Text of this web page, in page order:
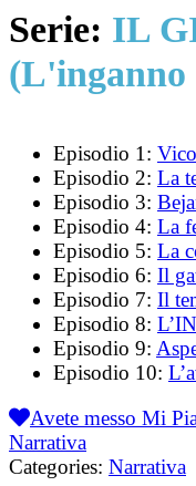
Serie: IL
(L'inganno
Episodio 1:
Episodio 2: La
Episodio 3:
Episodio 4: La
Episodio 5: La
Episodio 6: Il
Episodio 7: Il
Episodio 8:
Episodio 9:
Episodio 10:
Avete messo Mi
Narrativa
Categories: Narrativa